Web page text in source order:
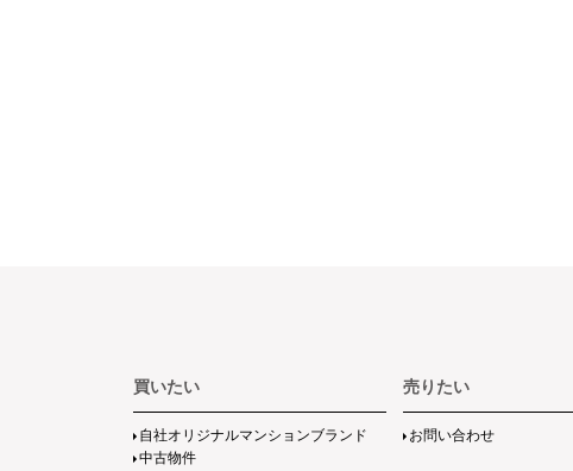
買いたい
自社オリジナルマンションブランド
中古物件
売りたい
お問い合わせ